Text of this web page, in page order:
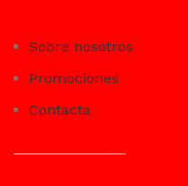
Sobre nosotros
Promociones
Contacta